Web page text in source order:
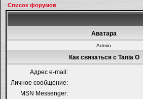
Список форумов
Аватара
Admin
Как связаться с Tania O
Адрес e-mail:
Личное сообщение:
MSN Messenger: